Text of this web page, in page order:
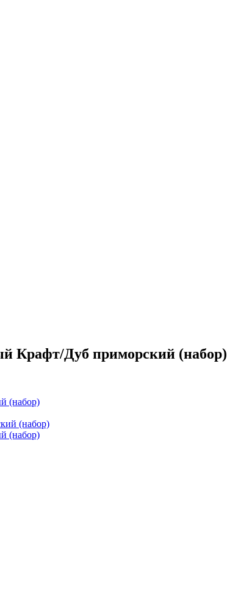
Крафт/Дуб приморский (набор)
(набор)
(набор)